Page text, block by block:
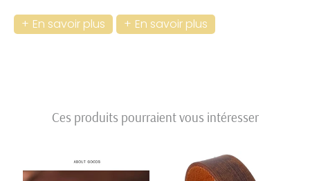
En savoir plus En savoir plus
Ces produits pourraient vous intéresser